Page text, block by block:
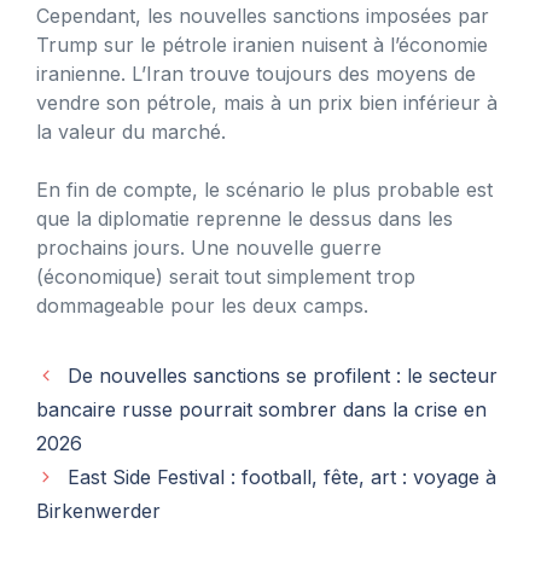
Cependant, les nouvelles sanctions imposées par
Trump sur le pétrole iranien nuisent à l’économie
iranienne. L’Iran trouve toujours des moyens de
vendre son pétrole, mais à un prix bien inférieur à
la valeur du marché.
En fin de compte, le scénario le plus probable est
que la diplomatie reprenne le dessus dans les
prochains jours. Une nouvelle guerre
(économique) serait tout simplement trop
dommageable pour les deux camps.
De nouvelles sanctions se profilent : le secteur
bancaire russe pourrait sombrer dans la crise en
2026
East Side Festival : football, fête, art : voyage à
Birkenwerder